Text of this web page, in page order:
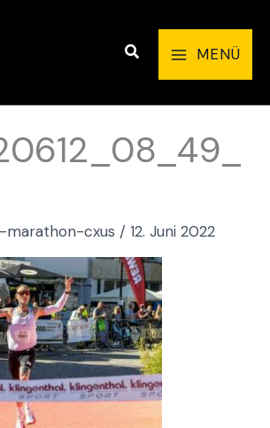
Suchen MENÜ
marathon-cxus /12. Juni 2022